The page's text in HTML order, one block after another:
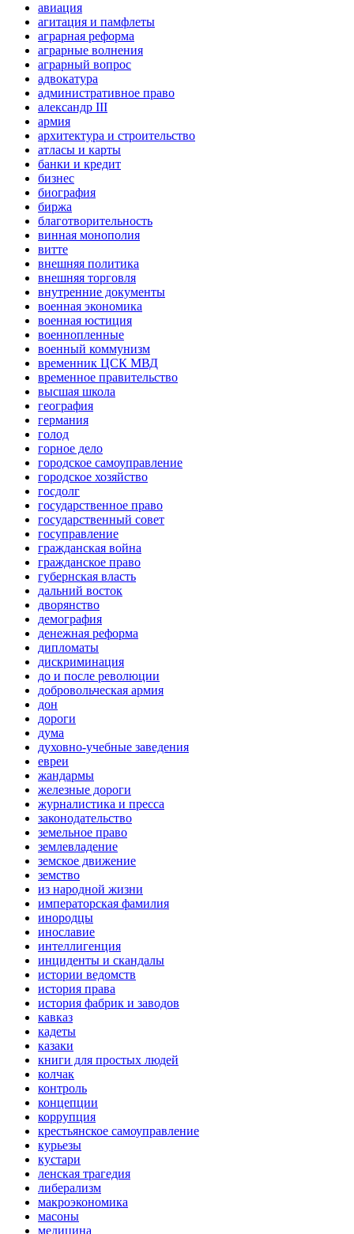
авиация
агитация и памфлеты
аграрная реформа
аграрные волнения
аграрный вопрос
адвокатура
административное право
александр III
армия
архитектура и строительство
атласы и карты
банки и кредит
бизнес
биография
биржа
благотворительность
винная монополия
витте
внешняя политика
внешняя торговля
внутренние документы
военная экономика
военная юстиция
военнопленные
военный коммунизм
временник ЦСК МВД
временное правительство
высшая школа
география
германия
голод
горное дело
городское самоуправление
городское хозяйство
госдолг
государственное право
государственный совет
госуправление
гражданская война
гражданское право
губернская власть
дальний восток
дворянство
демография
денежная реформа
дипломаты
дискриминация
до и после революции
добровольческая армия
дон
дороги
дума
духовно-учебные заведения
евреи
жандармы
железные дороги
журналистика и пресса
законодательство
земельное право
землевладение
земское движение
земство
из народной жизни
императорская фамилия
инородцы
инославие
интеллигенция
инциденты и скандалы
истории ведомств
история права
история фабрик и заводов
кавказ
кадеты
казаки
книги для простых людей
колчак
контроль
концепции
коррупция
крестьянское самоуправление
курьезы
кустари
ленская трагедия
либерализм
макроэкономика
масоны
медицина